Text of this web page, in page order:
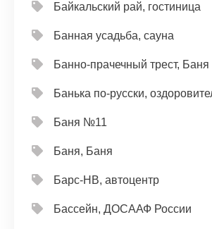
Байкальский рай, гостиница
Банная усадьба, сауна
Банно-прачечный трест,
Банька по-русски,
Баня №11
Баня, Баня
Барс-НВ, автоцентр
Бассейн, ДОСААФ России